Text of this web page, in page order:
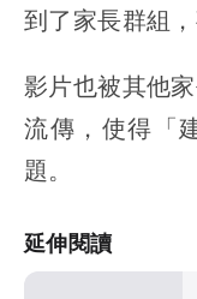
到了家長群組，
影片也被其他
流傳，使得「
題。
延伸閱讀